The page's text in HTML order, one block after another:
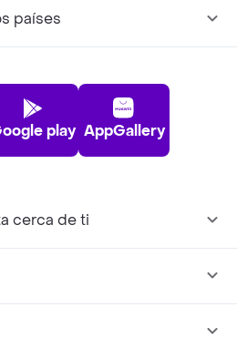
países
play AppGallery
cerca de ti